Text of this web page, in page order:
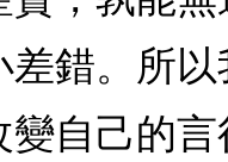
錯。所
自己的